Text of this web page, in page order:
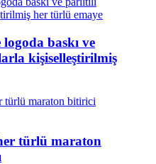
baskı ve
kişiselleştirilmiş
türlü maraton